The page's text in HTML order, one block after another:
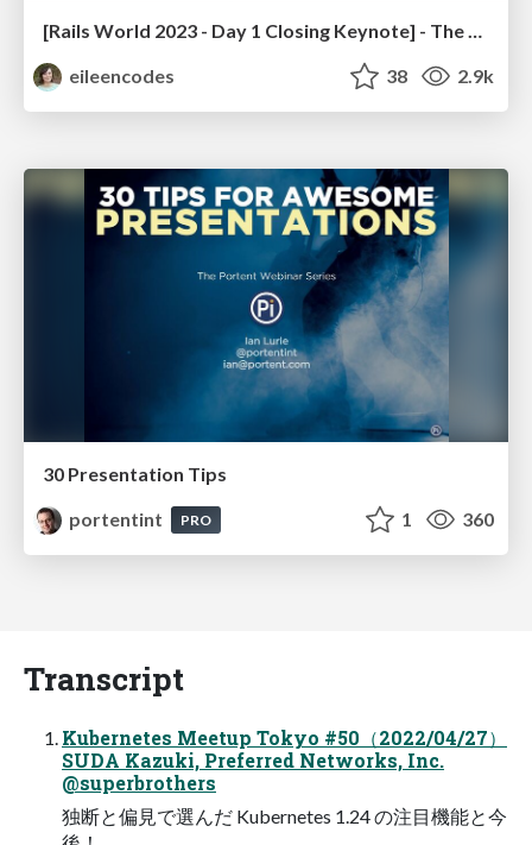
[Rails World 2023 - Day 1 Closing Keynote] - The Magic of Rails
eileencodes
38 2.9k
30 Presentation Tips
portentint
PRO 1 360
Transcript
Kubernetes Meetup Tokyo #50（2022/04/27）
SUDA Kazuki, Preferred Networks, Inc.
@superbrothers
独断と偏⾒で選んだ Kubernetes 1.24 の注⽬機能と今